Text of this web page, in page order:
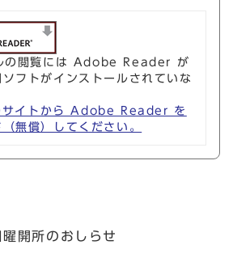
の閲覧には Adobe Reader が
フトがインストールされていな
イトから Adobe Reader を
無償）してください。
所のおしらせ